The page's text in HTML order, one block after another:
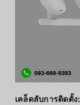
เคล็ดลับการติดตั้ง: